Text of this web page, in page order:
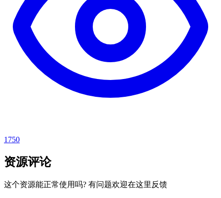
1750
资源评论
这个资源能正常使用吗? 有问题欢迎在这里反馈